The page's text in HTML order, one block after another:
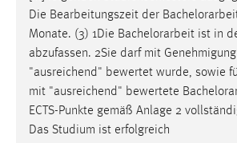
Die Bearbeitungszeit der
Monate. (3) 1Die Bachelorarbeit ist in
abzufassen. 2Sie darf mit
"ausreichend" bewertet wurde, sowie
mit "ausreichend" bewertete
ECTS-Punkte gemäß Anlage 2
Das Studium ist erfolgreich